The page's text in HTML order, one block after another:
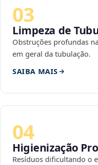
03
Limpeza de
Obstruções profundas
em geral da tubulação.
SAIBA MAIS
04
Higienização
Resíduos dificultando o